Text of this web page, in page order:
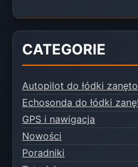
CATEGORIE
Autopilot do łódki
Echosonda do łódki
GPS i nawigacja
Nowości
Poradniki